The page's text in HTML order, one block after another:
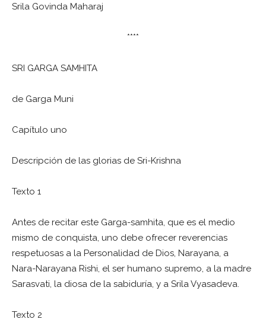
Srila Govinda Maharaj
****
SRI GARGA SAMHITA
de Garga Muni
Capítulo uno
Descripción de las glorias de Sri-Krishna
Texto 1
Antes de recitar este Garga-samhita, que es el medio
mismo de conquista, uno debe ofrecer reverencias
respetuosas a la Personalidad de Dios, Narayana, a
Nara-Narayana Rishi, el ser humano supremo, a la madre
Sarasvati, la diosa de la sabiduría, y a Srila Vyasadeva.
Texto 2